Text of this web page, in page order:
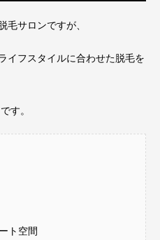
サロンですが、
イフスタイルに合わせた脱毛を
す。
ト空間